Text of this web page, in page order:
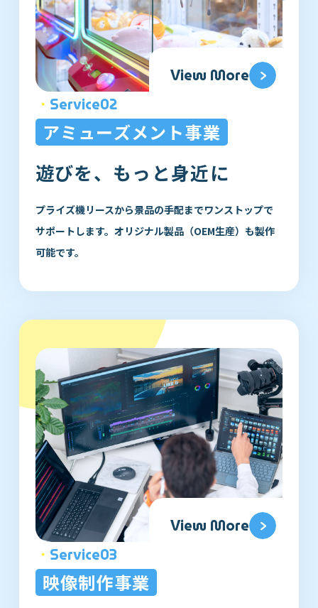
・ Service02
アミューズメント事業
遊びを、もっと身近に
プライズ機リースから景品の手配までワンストップで
サポートします。オリジナル製品（OEM生産）も製作
可能です。
View More
・ Service03
映像制作事業
View More